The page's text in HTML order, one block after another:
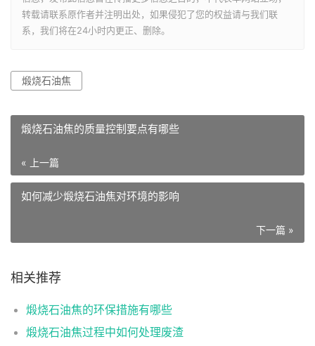
转载请联系原作者并注明出处，如果侵犯了您的权益请与我们联
系，我们将在24小时内更正、删除。
煅烧石油焦
煅烧石油焦的质量控制要点有哪些
« 上一篇
如何减少煅烧石油焦对环境的影响
下一篇 »
相关推荐
煅烧石油焦的环保措施有哪些
煅烧石油焦过程中如何处理废渣